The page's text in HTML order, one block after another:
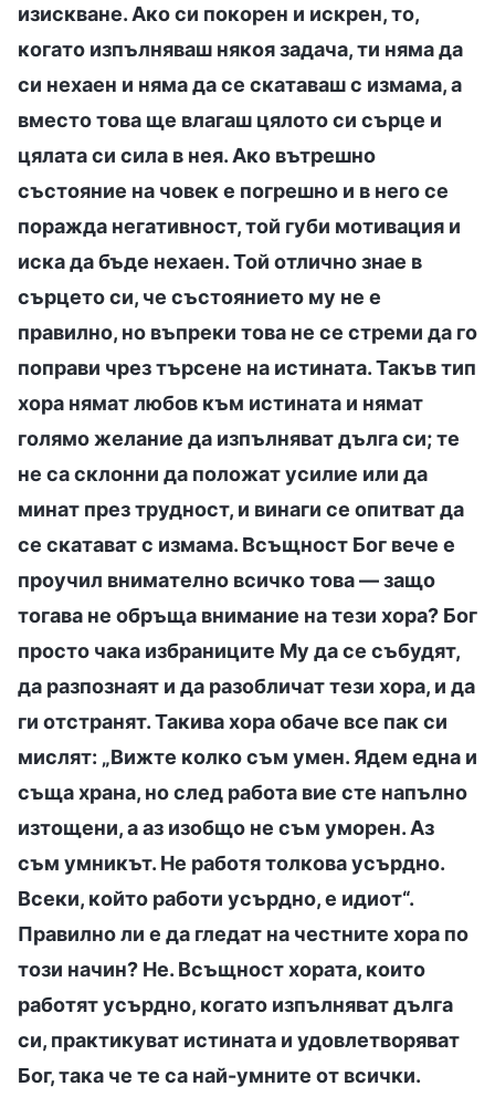
изискване. Ако си покорен и искрен, то,
когато изпълняваш някоя задача, ти няма да
си нехаен и няма да се скатаваш с измама, а
вместо това ще влагаш цялото си сърце и
цялата си сила в нея. Ако вътрешно
състояние на човек е погрешно и в него се
поражда негативност, той губи мотивация и
иска да бъде нехаен. Той отлично знае в
сърцето си, че състоянието му не е
правилно, но въпреки това не се стреми да го
поправи чрез търсене на истината. Такъв тип
хора нямат любов към истината и нямат
голямо желание да изпълняват дълга си; те
не са склонни да положат усилие или да
минат през трудност, и винаги се опитват да
се скатават с измама. Всъщност Бог вече е
проучил внимателно всичко това — защо
тогава не обръща внимание на тези хора? Бог
просто чака избраниците Му да се събудят,
да разпознаят и да разобличат тези хора, и да
ги отстранят. Такива хора обаче все пак си
мислят: „Вижте колко съм умен. Ядем една и
съща храна, но след работа вие сте напълно
изтощени, а аз изобщо не съм уморен. Аз
съм умникът. Не работя толкова усърдно.
Всеки, който работи усърдно, е идиот“.
Правилно ли е да гледат на честните хора по
този начин? Не. Всъщност хората, които
работят усърдно, когато изпълняват дълга
си, практикуват истината и удовлетворяват
Бог, така че те са най-умните от всички.